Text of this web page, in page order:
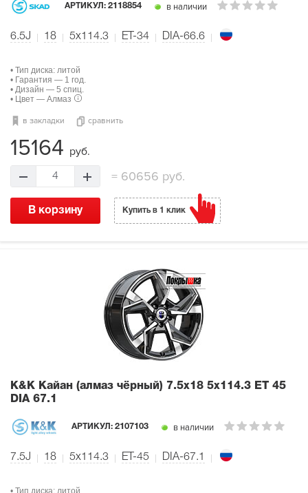
АРТИКУЛ:2118854 в наличии
6.5J 18 5x114.3 ET-34 DIA-66.6
• Тип диска: литой
• Гарантия — 1 год.
• Дизайн — 5 спиц.
• Цвет — Алмаз
в закладки сравнить
15164 руб.
4 = 60656 руб.
В корзину Купить в 1 клик
K&K Кайан (алмаз чёрный) 7.5x18 5x114.3 ET 45
DIA 67.1
АРТИКУЛ:2107103 в наличии
7.5J 18 5x114.3 ET-45 DIA-67.1
• Тип диска: литой